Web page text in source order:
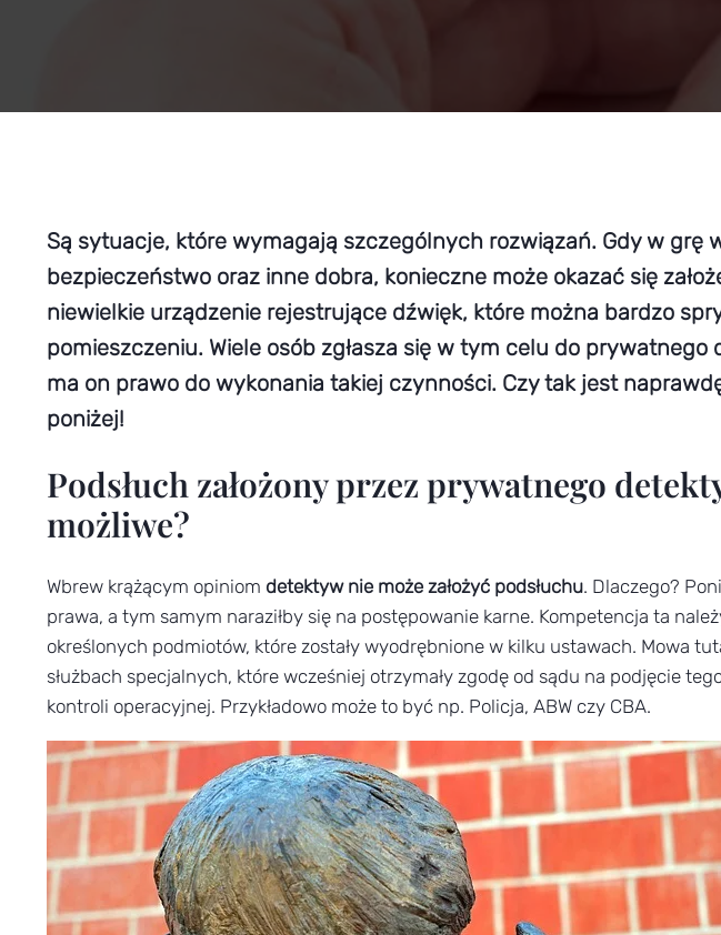
Są sytuacje, które wymagają szczególnych rozwiązań. Gdy w grę
bezpieczeństwo oraz inne dobra, konieczne może okazać się
niewielkie urządzenie rejestrujące dźwięk, które można bardzo
pomieszczeniu. Wiele osób zgłasza się w tym celu do prywatnego
ma on prawo do wykonania takiej czynności. Czy tak jest
poniżej!
Podsłuch założony przez prywatnego
możliwe?
Wbrew krążącym opiniom detektyw nie może założyć podsłuchu. Dlaczego?
prawa, a tym samym naraziłby się na postępowanie karne. Kompetencja ta
określonych podmiotów, które zostały wyodrębnione w kilku ustawach. Mowa
służbach specjalnych, które wcześniej otrzymały zgodę od sądu na podjęcie
kontroli operacyjnej. Przykładowo może to być np. Policja, ABW czy CBA.